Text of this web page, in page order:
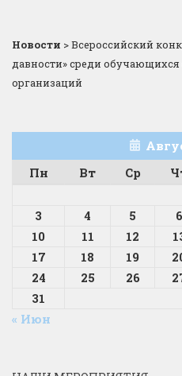
Новости >Всероссийский
давности» среди обучающихся
организаций
Пн
Вт Ср
3
4 5 6
10
11 12
17
18 19
24
25 26
31
« Июн